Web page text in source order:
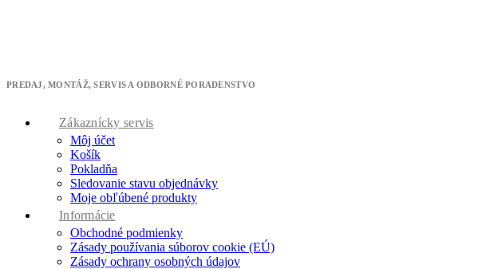
PREDAJ, MONTÁŽ, SERVIS A ODBORNÉ PORADENSTVO
Zákaznícky servis
Môj účet
Košík
Pokladňa
Sledovanie stavu objednávky
Moje obľúbené produkty
Informácie
Obchodné podmienky
Zásady používania súborov cookie (EÚ)
Zásady ochrany osobných údajov